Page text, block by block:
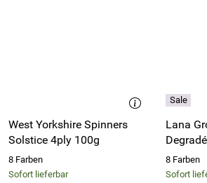
West Yorkshire Spinners
Solstice 4ply 100g
8 Farben
Sofort lieferbar
Lana
8 Farben
Sofort